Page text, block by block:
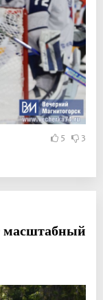
5 3
масштабный